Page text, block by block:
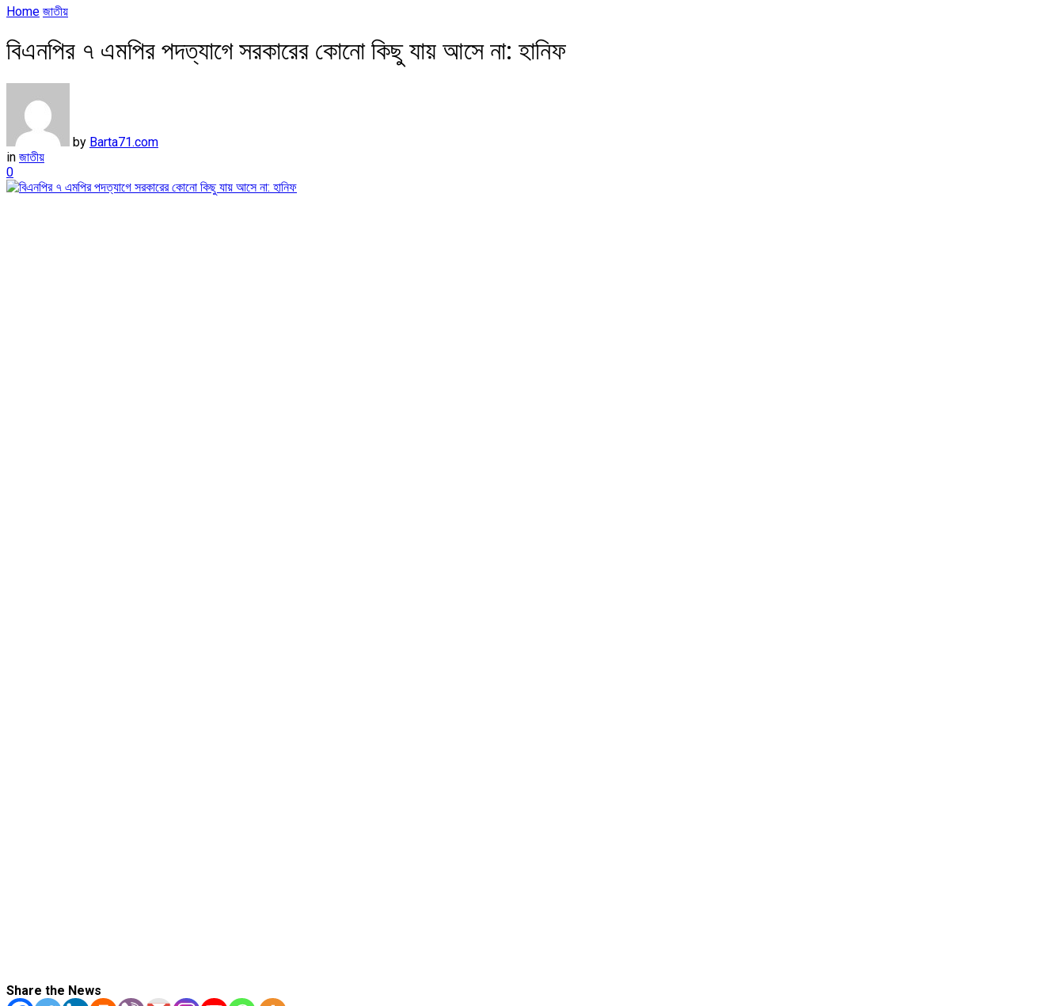
Home জাতীয়
বিএনপির ৭ এমপির পদত্যাগে সরকারের কোনো কিছু যায় আসে না: হানিফ
by Barta71.com
in জাতীয়
0
Share the News